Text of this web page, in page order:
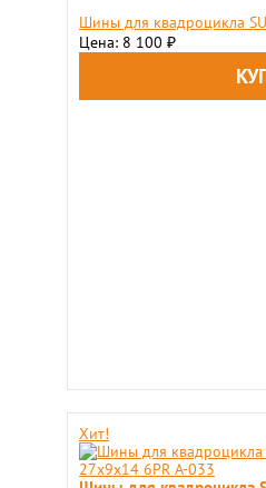
Шины для квадроцикла
Цена: 8 100 ₽
Хит!